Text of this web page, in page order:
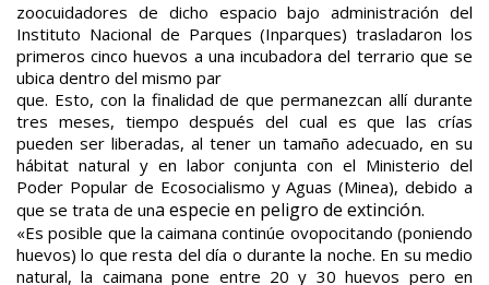
zoocuidadores de dicho espacio bajo administración del
Instituto Nacional de Parques (Inparques) trasladaron los
primeros cinco huevos a una incubadora del terrario que se
ubica dentro del mismo par
que. Esto, con la finalidad de que permanezcan allí durante
tres meses, tiempo después del cual es que las crías
pueden ser liberadas, al tener un tamaño adecuado, en su
hábitat natural y en labor conjunta con el Ministerio del
Poder Popular de Ecosocialismo y Aguas (Minea), debido a
que se trata de una especie en peligro de extinción.
«Es posible que la caimana continúe ovopocitando (poniendo
huevos) lo que resta del día o durante la noche. En su medio
natural, la caimana pone entre 20 y 30 huevos pero en